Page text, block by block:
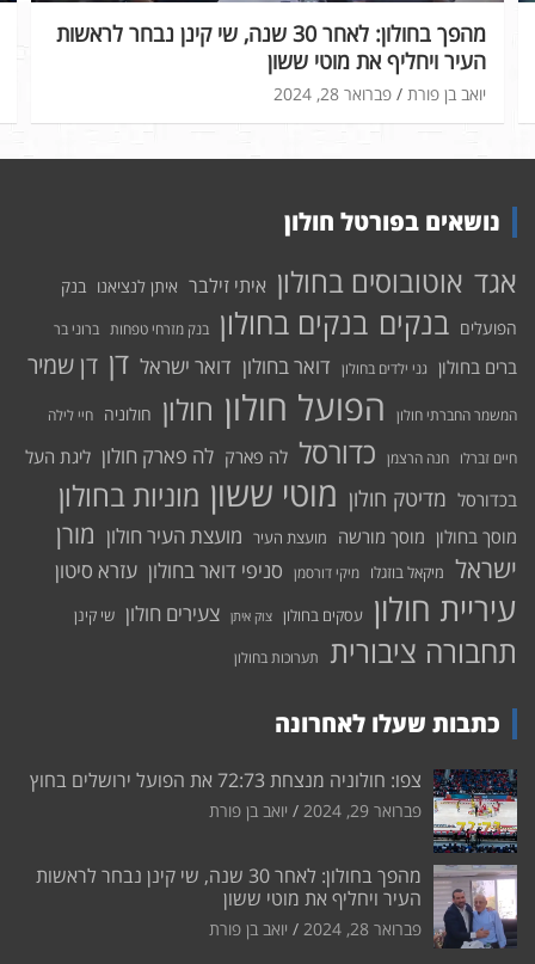
מהפך בחולון: לאחר 30 שנה, שי קינן נבחר לראשות
העיר ויחליף את מוטי ששון
פברואר 28, 2024 יואב בן פורת
נושאים בפורטל חולון
אגד אוטובוסים בחולון איתי זילבר איתן לנציאנו בנק
הפועלים בנקים בנקים בחולון בנק מזרחי טפחות ברוני בר
ברים בחולון גני ילדים בחולון דואר בחולון דואר ישראל דן דן שמיר
המשמר החברתי חולון הפועל חולון חולון חולוניה חיי לילה
חיים זברלו חנה הרצמן כדורסל לה פארק לה פארק חולון ליגת העל
בכדורסל מדיטק חולון מוטי ששון מוניות בחולון
מוסך בחולון מוסך מורשה מועצת העיר מועצת העיר חולון מורן
ישראל מיקאל בוזגלו מיקי דורסמן סניפי דואר בחולון עזרא סיטון
עיריית חולון עסקים בחולון צוק איתן צעירים חולון שי קינן
תחבורה ציבורית תערוכות בחולון
כתבות שעלו לאחרונה
צפו: חולוניה מנצחת 72:73 את הפועל ירושלים בחוץ
פברואר 29, 2024 יואב בן פורת
מהפך בחולון: לאחר 30 שנה, שי קינן נבחר לראשות
העיר ויחליף את מוטי ששון
פברואר 28, 2024 יואב בן פורת